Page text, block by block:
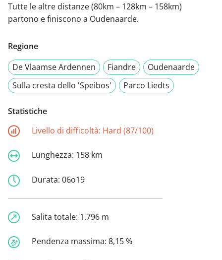
Tutte le altre distanze (80km – 128km – 158km)
partono e finiscono a Oudenaarde.
Regione
De Vlaamse Ardennen
Fiandre
Oudenaarde
Sulla cresta dello 'Speibos'
Parco Liedts
Statistiche
Livello di difficoltà: Hard (87/100)
Lunghezza: 158 km
Durata: 06o19
Salita totale: 1.796 m
Pendenza massima: 8,15 %